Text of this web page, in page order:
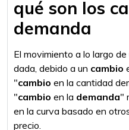
qué son los
demanda
El movimiento a lo largo
dada, debido a un cambio
"cambio en la cantidad
"cambio en la demanda"
en la curva basado en
precio.